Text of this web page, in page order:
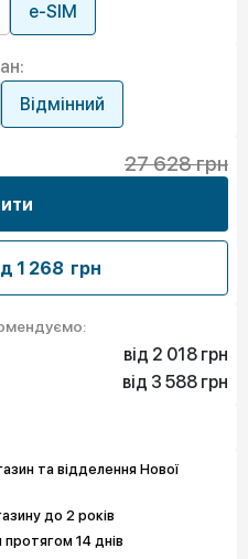
e-SIM
Відмінний
27 628 грн
від 1 268 грн
від 2 018 грн
2 018 грн
від 3 588 грн
8 970 грн
та відделення Нової
до 2 років
14 днів